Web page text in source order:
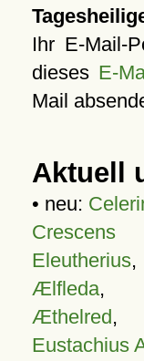
Ihr E-Mail-
dieses E-
Mail
Aktuell
• neu:
Crescens
Eleutherius,
Ælfleda,
Æthelred,
Eustachius